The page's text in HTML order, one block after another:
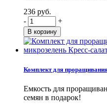
236 руб.
-
+
Комплект для
Емкость для
семян в подарок!